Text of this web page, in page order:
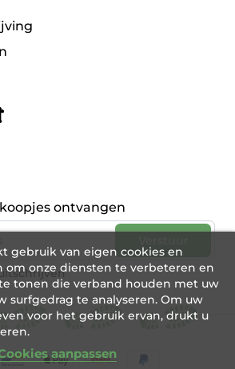
ontvangen
gebruik van eigen cookies en
om onze diensten te verbeteren en
tonen die verband houden met uw
surfgedrag te analyseren. Om uw
voor het gebruik ervan, drukt u
aanpassen